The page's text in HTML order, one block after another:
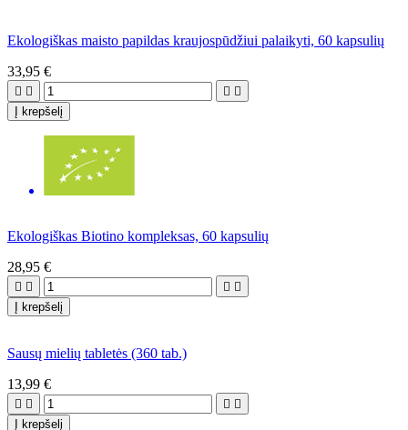
Ekologiškas maisto papildas kraujospūdžiui palaikyti, 60 kapsulių
33,95 €
   
Į krepšelį
Ekologiškas Biotino kompleksas, 60 kapsulių
28,95 €
   
Į krepšelį
Sausų mielių tabletės (360 tab.)
13,99 €
   
Į krepšelį